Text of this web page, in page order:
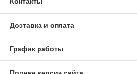
Контакты
Доставка и оплата
График работы